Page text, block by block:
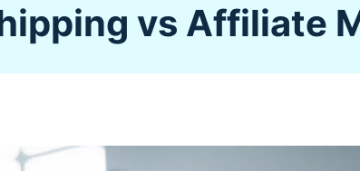
vs Affiliate